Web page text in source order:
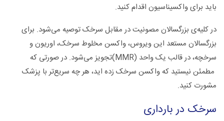
باید برای واکسیناسیون اقدام کنید.
در کلیه‌ی بزرگسالان مصونیت در مقابل سرخک توصیه مى‌شود. برای
بزرگسالان مستعد این ویروس، واکسن مخلوط سرخک، اوریون و
سرخچه، در قالب یک واحد (MMR)تجویز می‌شود. در صورتی که
مطمئن نیستید که واکسن سرخک زده اید، هر چه سریع‌تر با پزشک
مشورت کنید.
سرخک در بارداری